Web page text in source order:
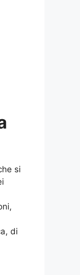
si
di